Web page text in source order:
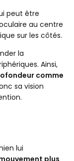
peut être
au centre
sur les côtés.
la
Ainsi,
comme
sa vision
lui
plus